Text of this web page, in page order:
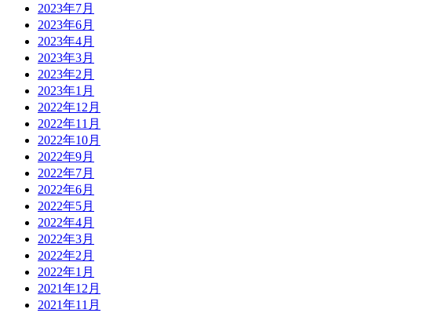
2023年7月
2023年6月
2023年4月
2023年3月
2023年2月
2023年1月
2022年12月
2022年11月
2022年10月
2022年9月
2022年7月
2022年6月
2022年5月
2022年4月
2022年3月
2022年2月
2022年1月
2021年12月
2021年11月